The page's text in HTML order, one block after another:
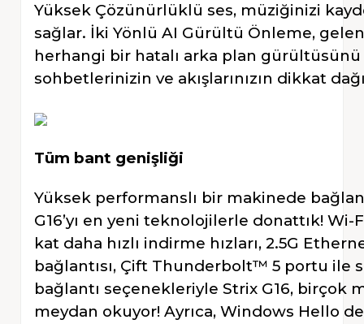
Yüksek Çözünürlüklü ses, müziğinizi
sağlar. İki Yönlü AI Gürültü Önleme,
herhangi bir hatalı arka plan gürültüsünü
sohbetlerinizin ve akışlarınızın dikkat
Tüm bant genişliği
Yüksek performanslı bir makinede
G16’yı en yeni teknolojilerle donattık! Wi-
kat daha hızlı indirme hızları, 2.5G
bağlantısı, Çift Thunderbolt™ 5 portu ile
bağlantı seçenekleriyle Strix G16, birçok
meydan okuyor! Ayrıca, Windows Hello